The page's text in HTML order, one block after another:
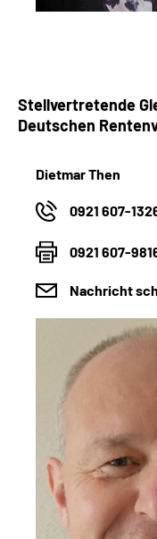
Stellvertretende
Deutschen
Dietmar Then
0921 607-
0921 607-
Nachricht